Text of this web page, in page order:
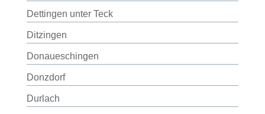
Dettingen unter Teck
Ditzingen
Donaueschingen
Donzdorf
Durlach